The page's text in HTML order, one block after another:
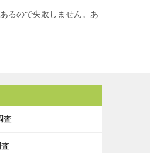
るので失敗しません。あ
査